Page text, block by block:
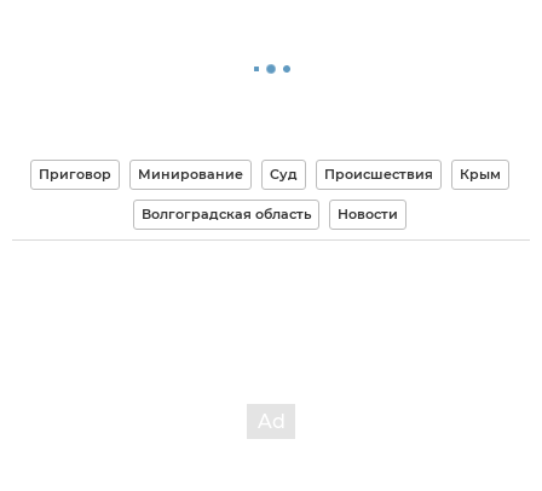
Приговор Минирование Суд Происшествия Крым
Волгоградская область Новости